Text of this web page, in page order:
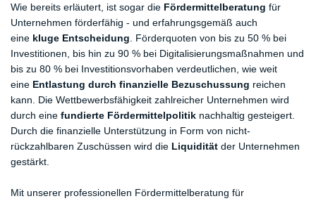
Wie bereits erläutert, ist sogar die Fördermittelberatung für
Unternehmen förderfähig - und erfahrungsgemäß auch
eine kluge Entscheidung . Förderquoten von bis zu 50 % bei
Investitionen, bis hin zu 90 % bei Digitalisierungsmaßnahmen und
bis zu 80 % bei Investitionsvorhaben verdeutlichen, wie weit
eine Entlastung durch finanzielle Bezuschussung reichen
kann. Die Wettbewerbsfähigkeit zahlreicher Unternehmen wird
durch eine fundierte Fördermittelpolitik nachhaltig gesteigert.
Durch die finanzielle Unterstützung in Form von nicht-
rückzahlbaren Zuschüssen wird die Liquidität der Unternehmen
gestärkt.
Mit unserer professionellen Fördermittelberatung für